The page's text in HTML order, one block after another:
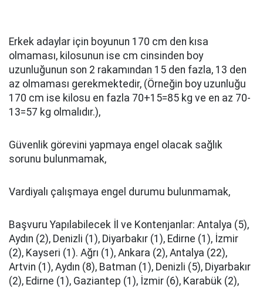
Erkek adaylar için boyunun 170 cm den kısa
olmaması, kilosunun ise cm cinsinden boy
uzunluğunun son 2 rakamından 15 den fazla, 13 den
az olmaması gerekmektedir, (Örneğin boy uzunluğu
170 cm ise kilosu en fazla 70+15=85 kg ve en az 70-
13=57 kg olmalıdır.),
Güvenlik görevini yapmaya engel olacak sağlık
sorunu bulunmamak,
Vardiyalı çalışmaya engel durumu bulunmamak,
Başvuru Yapılabilecek İl ve Kontenjanlar: Antalya (5),
Aydın (2), Denizli (1), Diyarbakır (1), Edirne (1), İzmir
(2), Kayseri (1). Ağrı (1), Ankara (2), Antalya (22),
Artvin (1), Aydın (8), Batman (1), Denizli (5), Diyarbakır
(2), Edirne (1), Gaziantep (1), İzmir (6), Karabük (2),